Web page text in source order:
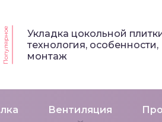
Популярное
Укладка цокольной
технология, особенности,
монтаж
Вентиляция